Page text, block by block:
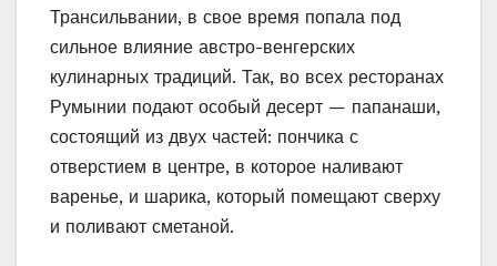
Трансильвании, в свое время попала под
сильное влияние австро-венгерских
кулинарных традиций. Так, во всех ресторанах
Румынии подают особый десерт — папанаши,
состоящий из двух частей: пончика с
отверстием в центре, в которое наливают
варенье, и шарика, который помещают сверху
и поливают сметаной.